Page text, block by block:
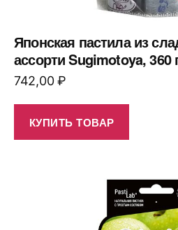
Японская пастила из
ассорти Sugimotoya, 360
742,00₽
КУПИТЬ ТОВАР